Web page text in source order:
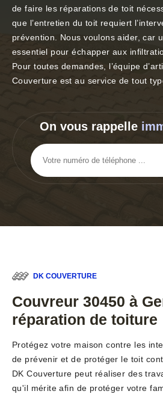
de faire les réparations de toit
que l’entretien du toit requiert
prévention. Nous voulons aider, car
essentiel pour échapper aux
Pour toutes demandes, l’équipe
Couverture est au service de tout
On vous rappelle
DK COUVERTURE
Couvreur 30450 à
réparation de toiture
Protégez votre maison contre les
de prévenir et de protéger le toit
DK Couverture peut réaliser des
qu'il mérite afin de protéger votre